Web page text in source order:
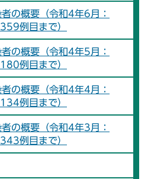
の概要（令和4年6月：
例目まで）
の概要（令和4年5月：
例目まで）
の概要（令和4年4月：
例目まで）
の概要（令和4年3月：
例目まで）